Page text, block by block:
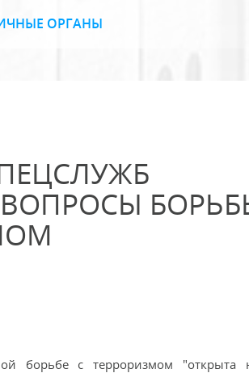
ОРГАНЫ
борьбе с терроризмом "открыта